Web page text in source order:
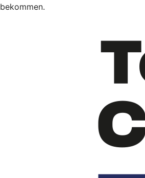
bekommen.